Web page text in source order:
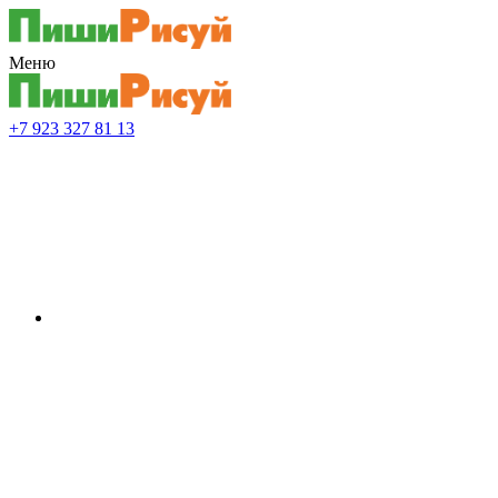
Меню
+7 923 327 81 13